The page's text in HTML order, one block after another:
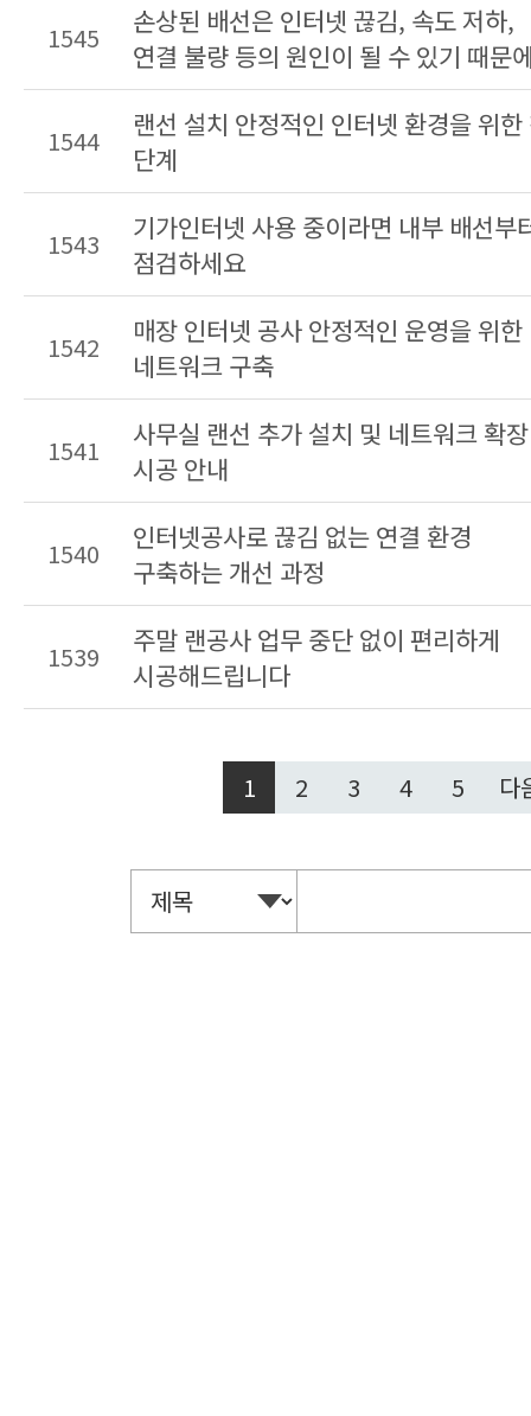
1545
손상된 배선은 인터넷 끊김, 속도 저하,
연결 불량 등의 원인이 될 수 있기 때문
정확한 점검과 시공이 필요합니다.
1544
랜선 설치 안정적인 인터넷 환경을 위한
단계
1543
기가인터넷 사용 중이라면 내부 배선부
점검하세요
1542
매장 인터넷 공사 안정적인 운영을 위한
네트워크 구축
1541
사무실 랜선 추가 설치 및 네트워크 확장
시공 안내
1540
인터넷공사로 끊김 없는 연결 환경
구축하는 개선 과정
1539
주말 랜공사 업무 중단 없이 편리하게
시공해드립니다
1 2 3 4 5 다